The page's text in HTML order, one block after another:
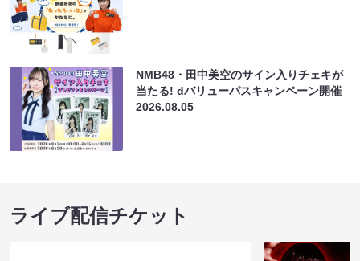
NMB48・田中美空のサイン入りチェキが
当たる! dバリューパスキャンペーン開催
2026.08.05
ライブ配信チケット